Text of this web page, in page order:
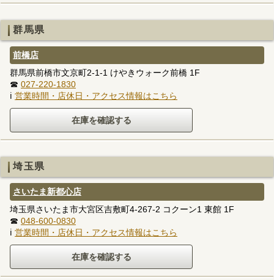
群馬県
前橋店
群馬県前橋市文京町2-1-1 けやきウォーク前橋 1F
☎ 027-220-1830
ℹ 営業時間・店休日・アクセス情報はこちら
埼玉県
さいたま新都心店
埼玉県さいたま市大宮区吉敷町4-267-2 コクーン1 東館 1F
☎ 048-600-0830
ℹ 営業時間・店休日・アクセス情報はこちら